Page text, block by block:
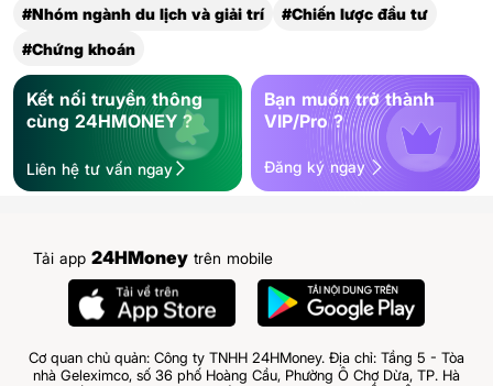
#Nhóm ngành du lịch và giải trí
#Chiến lược đầu tư
#Chứng khoán
Kết nối truyền thông
cùng 24HMONEY ?
Liên hệ tư vấn ngay
Bạn muốn trở thành
VIP/Pro ?
Đăng ký ngay
Tải app 24HMoney trên mobile
Cơ quan chủ quản: Công ty TNHH 24HMoney. Địa chỉ: Tầng 5 - Tòa
nhà Geleximco, số 36 phố Hoàng Cầu, Phường Ô Chợ Dừa, TP. Hà